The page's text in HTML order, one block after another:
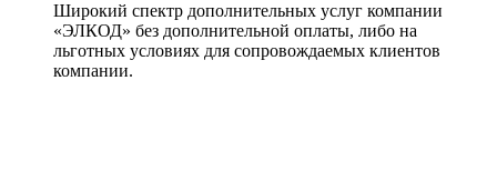
Широкий спектр дополнительных услуг компании
«ЭЛКОД» без дополнительной оплаты, либо на
льготных условиях для сопровождаемых клиентов
компании.